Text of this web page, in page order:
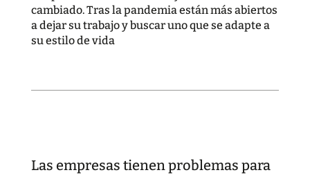
cambiado. Tras la pandemia están más abiertos
a dejar su trabajo y buscar uno que se adapte a
su estilo de vida
Las empresas tienen problemas para